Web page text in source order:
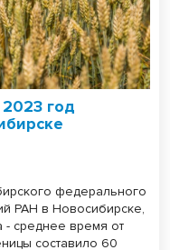
год
федерального
РАН в Новосибирске,
- среднее время от
составило 60